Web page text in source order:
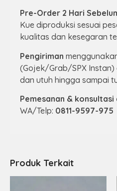
Produk Terkait
Pre-Order 2 Hari
Kue diproduksi sesuai
kualitas dan kesegaran
Pengiriman
(Gojek/Grab/SPX
dan utuh hingga sampai
Pemesanan & konsultasi
WA/Telp: 0811-9597-975